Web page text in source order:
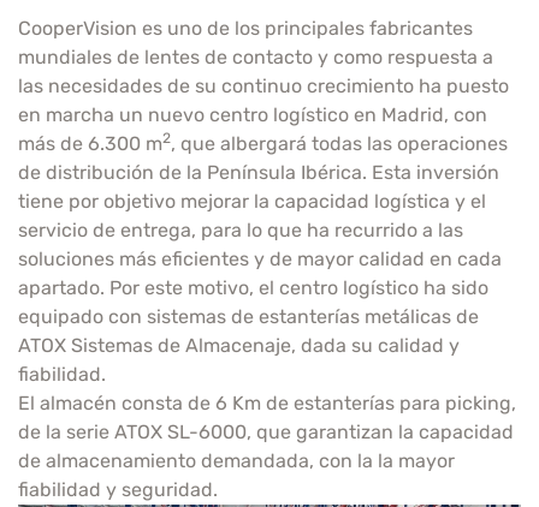
CooperVision es uno de los principales fabricantes
mundiales de lentes de contacto y como respuesta a
las necesidades de su continuo crecimiento ha puesto
en marcha un nuevo centro logístico en Madrid, con
más de 6.300 m2, que albergará todas las operaciones
de distribución de la Península Ibérica. Esta inversión
tiene por objetivo mejorar la capacidad logística y el
servicio de entrega, para lo que ha recurrido a las
soluciones más eficientes y de mayor calidad en cada
apartado. Por este motivo, el centro logístico ha sido
equipado con sistemas de estanterías metálicas de
ATOX Sistemas de Almacenaje, dada su calidad y
fiabilidad.
El almacén consta de 6 Km de estanterías para picking,
de la serie ATOX SL-6000, que garantizan la capacidad
de almacenamiento demandada, con la la mayor
fiabilidad y seguridad.